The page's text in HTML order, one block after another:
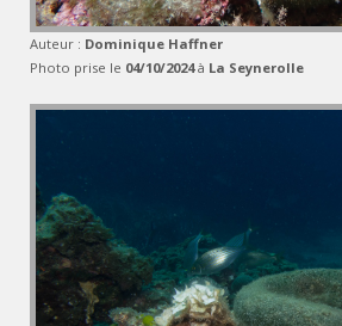
Auteur : Dominique Haffner
Photo prise le 04/10/2024à La Seynerolle